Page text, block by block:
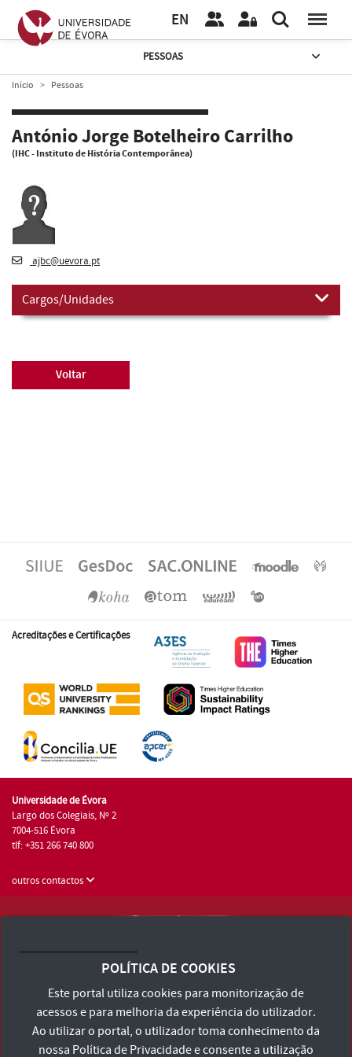
EN
PESSOAS
Início Pessoas
António Jorge Botelheiro Carrilho
(IHC - Instituto de História Contemporânea)
ajbc@uevora.pt
Cargos/Unidades
Voltar
Acreditações e Certificações
Universidade de Évora
Largo dos Colegiais, Nº 2
7004-516 Évora
tlf: +351 266 740 800
outros contactos
Consulte os Termos e Condições e Política de Privacidade
Declaração de Acessibilidade
POLÍTICA DE COOKIES
Este portal utiliza cookies para monitorização de
acessos e para melhoria da experiência do utilizador.
Ao utilizar o portal, o utilizador toma conhecimento da
nossa Política de Privacidadee consente a utilização